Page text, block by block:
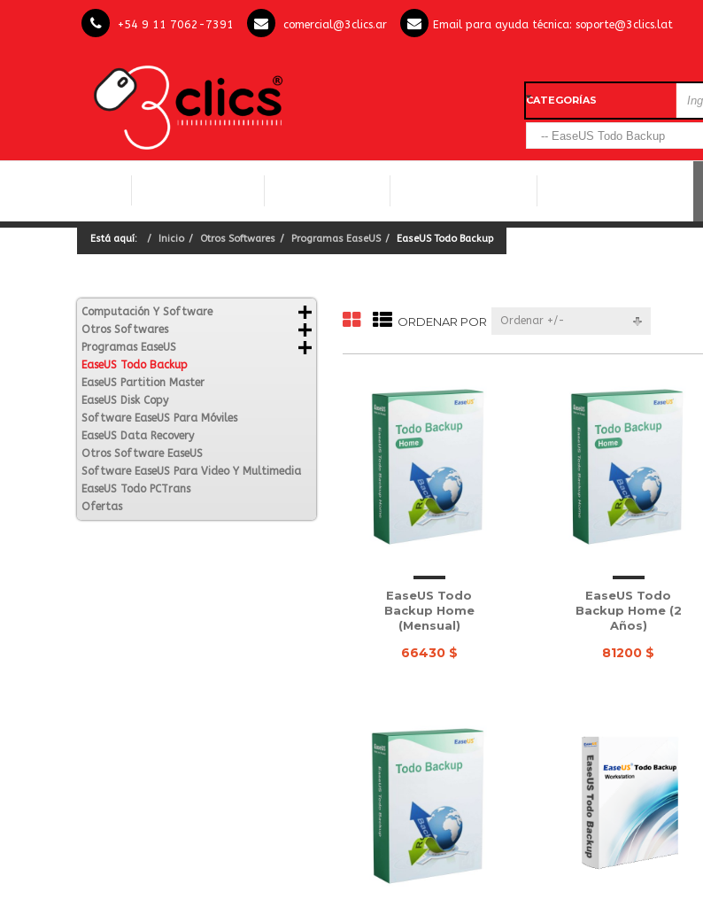
+54 9 11 7062-7391 comercial@3clics.ar Email para ayuda técnica: soporte@3clics.lat
CATEGORÍAS
Está aquí: Inicio Otros Softwares Programas EaseUS EaseUS Todo Backup
Computación Y Software
Otros Softwares
Programas EaseUS
EaseUS Todo Backup
EaseUS Partition Master
EaseUS Disk Copy
Software EaseUS Para Móviles
EaseUS Data Recovery
Otros Software EaseUS
Software EaseUS Para Video Y Multimedia
EaseUS Todo PCTrans
Ofertas
ORDENAR POR Ordenar +/-
EaseUS Todo
Backup Home
(Mensual)
66430 $
EaseUS Todo
Backup Home (2
Años)
81200 $